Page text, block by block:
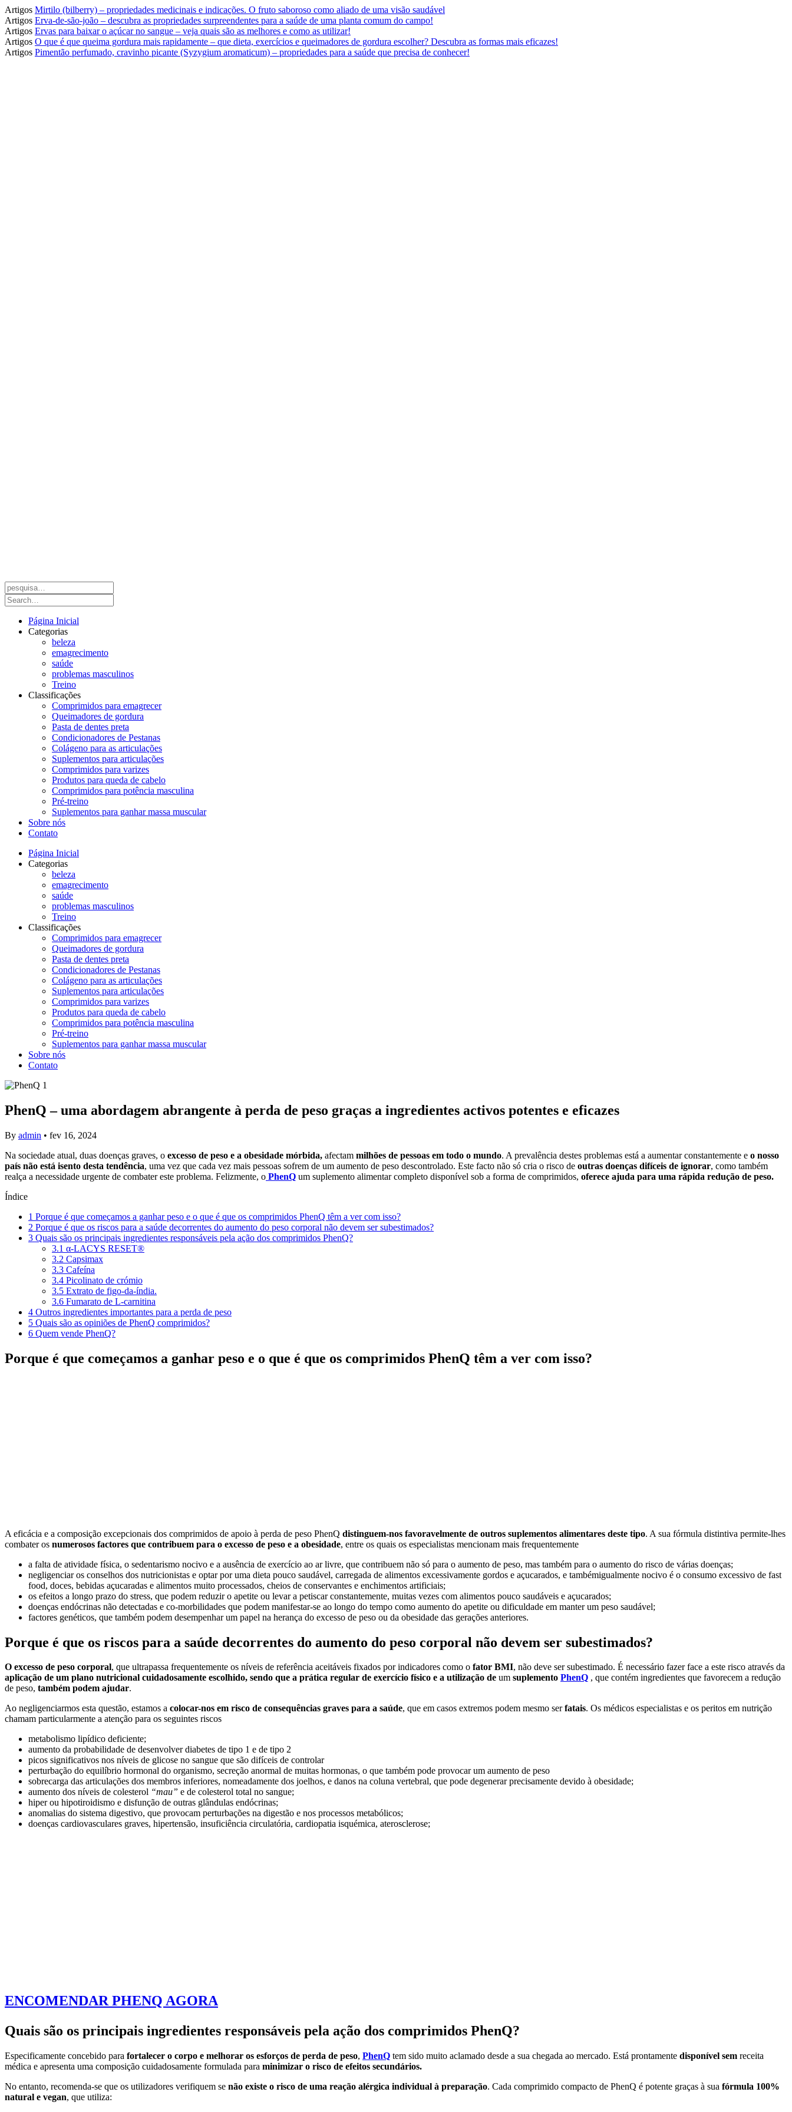
Artigos Mirtilo (bilberry) – propriedades medicinais e indicações. O fruto saboroso como aliado de uma visão saudável
Artigos Erva-de-são-joão – descubra as propriedades surpreendentes para a saúde de uma planta comum do campo!
Artigos Ervas para baixar o açúcar no sangue – veja quais são as melhores e como as utilizar!
Artigos O que é que queima gordura mais rapidamente – que dieta, exercícios e queimadores de gordura escolher? Descubra as formas mais eficazes!
Artigos Pimentão perfumado, cravinho picante (Syzygium aromaticum) – propriedades para a saúde que precisa de conhecer!
Página Inicial
Categorias
beleza
emagrecimento
saúde
problemas masculinos
Treino
Classificações
Comprimidos para emagrecer
Queimadores de gordura
Pasta de dentes preta
Condicionadores de Pestanas
Colágeno para as articulações
Suplementos para articulações
Comprimidos para varizes
Produtos para queda de cabelo
Comprimidos para potência masculina
Pré-treino
Suplementos para ganhar massa muscular
Sobre nós
Contato
Página Inicial
Categorias
beleza
emagrecimento
saúde
problemas masculinos
Treino
Classificações
Comprimidos para emagrecer
Queimadores de gordura
Pasta de dentes preta
Condicionadores de Pestanas
Colágeno para as articulações
Suplementos para articulações
Comprimidos para varizes
Produtos para queda de cabelo
Comprimidos para potência masculina
Pré-treino
Suplementos para ganhar massa muscular
Sobre nós
Contato
PhenQ – uma abordagem abrangente à perda de peso graças a ingredientes activos potentes e eficazes
By admin • fev 16, 2024
Na sociedade atual, duas doenças graves, o excesso de peso e a obesidade mórbida, afectam milhões de pessoas em todo o mundo. A prevalência destes problemas está a aumentar constantemente e o nosso
país não está isento desta tendência, uma vez que cada vez mais pessoas sofrem de um aumento de peso descontrolado. Este facto não só cria o risco de outras doenças difíceis de ignorar, como também
realça a necessidade urgente de combater este problema. Felizmente, o PhenQ um suplemento alimentar completo disponível sob a forma de comprimidos, oferece ajuda para uma rápida redução de peso.
Índice
1 Porque é que começamos a ganhar peso e o que é que os comprimidos PhenQ têm a ver com isso?
2 Porque é que os riscos para a saúde decorrentes do aumento do peso corporal não devem ser subestimados?
3 Quais são os principais ingredientes responsáveis pela ação dos comprimidos PhenQ?
3.1 α-LACYS RESET®
3.2 Capsimax
3.3 Cafeína
3.4 Picolinato de crómio
3.5 Extrato de figo-da-índia.
3.6 Fumarato de L-carnitina
4 Outros ingredientes importantes para a perda de peso
5 Quais são as opiniões de PhenQ comprimidos?
6 Quem vende PhenQ?
Porque é que começamos a ganhar peso e o que é que os comprimidos PhenQ têm a ver com isso?
A eficácia e a composição excepcionais dos comprimidos de apoio à perda de peso PhenQ distinguem-nos favoravelmente de outros suplementos alimentares deste tipo. A sua fórmula distintiva permite-lhes
combater os numerosos factores que contribuem para o excesso de peso e a obesidade, entre os quais os especialistas mencionam mais frequentemente
a falta de atividade física, o sedentarismo nocivo e a ausência de exercício ao ar livre, que contribuem não só para o aumento de peso, mas também para o aumento do risco de várias doenças;
negligenciar os conselhos dos nutricionistas e optar por uma dieta pouco saudável, carregada de alimentos excessivamente gordos e açucarados, e tambémigualmente nocivo é o consumo excessivo de fast
food, doces, bebidas açucaradas e alimentos muito processados, cheios de conservantes e enchimentos artificiais;
os efeitos a longo prazo do stress, que podem reduzir o apetite ou levar a petiscar constantemente, muitas vezes com alimentos pouco saudáveis e açucarados;
doenças endócrinas não detectadas e co-morbilidades que podem manifestar-se ao longo do tempo como aumento do apetite ou dificuldade em manter um peso saudável;
factores genéticos, que também podem desempenhar um papel na herança do excesso de peso ou da obesidade das gerações anteriores.
Porque é que os riscos para a saúde decorrentes do aumento do peso corporal não devem ser subestimados?
O excesso de peso corporal, que ultrapassa frequentemente os níveis de referência aceitáveis fixados por indicadores como o fator BMI, não deve ser subestimado. É necessário fazer face a este risco através da
aplicação de um plano nutricional cuidadosamente escolhido, sendo que a prática regular de exercício físico e a utilização de um suplemento PhenQ , que contém ingredientes que favorecem a redução
de peso, também podem ajudar.
Ao negligenciarmos esta questão, estamos a colocar-nos em risco de consequências graves para a saúde, que em casos extremos podem mesmo serfatais. Os médicos especialistas e os peritos em nutrição
chamam particularmente a atenção para os seguintes riscos
metabolismo lipídico deficiente;
aumento da probabilidade de desenvolver diabetes de tipo 1 e de tipo 2
picos significativos nos níveis de glicose no sangue que são difíceis de controlar
perturbação do equilíbrio hormonal do organismo, secreção anormal de muitas hormonas, o que também pode provocar um aumento de peso
sobrecarga das articulações dos membros inferiores, nomeadamente dos joelhos, e danos na coluna vertebral, que pode degenerar precisamente devido à obesidade;
aumento dos níveis de colesterol “mau” e de colesterol total no sangue;
hiper ou hipotiroidismo e disfunção de outras glândulas endócrinas;
anomalias do sistema digestivo, que provocam perturbações na digestão e nos processos metabólicos;
doenças cardiovasculares graves, hipertensão, insuficiência circulatória, cardiopatia isquémica, aterosclerose;
ENCOMENDAR PHENQ AGORA
Quais são os principais ingredientes responsáveis pela ação dos comprimidos PhenQ?
Especificamente concebido para fortalecer o corpo e melhorar os esforços de perda de peso, PhenQ tem sido muito aclamado desde a sua chegada ao mercado. Está prontamente disponível sem receita
médica e apresenta uma composição cuidadosamente formulada para minimizar o risco de efeitos secundários.
No entanto, recomenda-se que os utilizadores verifiquem se não existe o risco de uma reação alérgica individual à preparação. Cada comprimido compacto de PhenQ é potente graças à sua fórmula 100%
natural e vegan, que utiliza: